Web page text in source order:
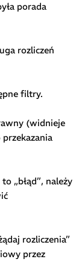
porada
rozliczeń
filtry.
(widnieje
„błąd”, należy
rozliczenia”
przez